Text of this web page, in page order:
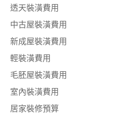
透天裝潢費用
中古屋裝潢費用
新成屋裝潢費用
輕裝潢費用
毛胚屋裝潢費用
室內裝潢費用
居家裝修預算